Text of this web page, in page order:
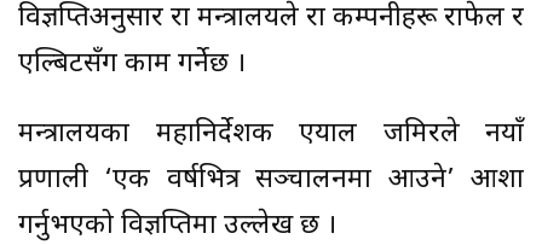
विज्ञप्तिअनुसार रक्षा मन्त्रालयले रक्षा कम्पनीहरू राफेल र
एल्बिटसँग काम गर्नेछ ।
मन्त्रालयका महानिर्देशक एयाल जमिरले नयाँ
प्रणाली ‘एक वर्षभित्र सञ्चालनमा आउने’ आशा
गर्नुभएको विज्ञप्तिमा उल्लेख छ ।